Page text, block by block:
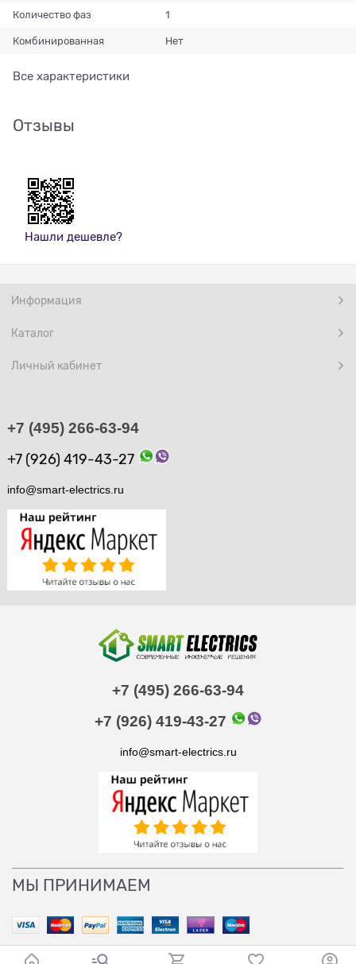
Количество фаз 1
Комбинированная Нет
Все характеристики
Отзывы
Нашли дешевле?
Информация
Каталог
Личный кабинет
+7 (495) 266-63-94
+7 (926) 419-43-27
info@smart-electrics.ru
+7 (495) 266-63-94
+7 (926) 419-43-27
info@smart-electrics.ru
МЫ ПРИНИМАЕМ